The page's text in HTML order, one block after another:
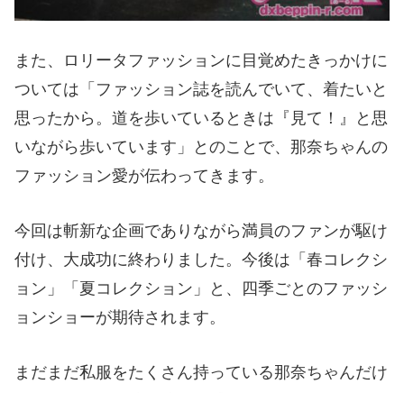
また、ロリータファッションに目覚めたきっかけに
ついては「ファッション誌を読んでいて、着たいと
思ったから。道を歩いているときは『見て！』と思
いながら歩いています」とのことで、那奈ちゃんの
ファッション愛が伝わってきます。
今回は斬新な企画でありながら満員のファンが駆け
付け、大成功に終わりました。今後は「春コレクシ
ョン」「夏コレクション」と、四季ごとのファッシ
ョンショーが期待されます。
まだまだ私服をたくさん持っている那奈ちゃんだけ